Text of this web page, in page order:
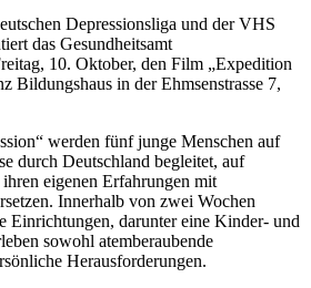
Depressionsliga und der VHS
das Gesundheitsamt
10. Oktober, den Film „Expedition
Bildungshaus in der Ehmsenstrasse 7,
werden fünf junge Menschen auf
durch Deutschland begleitet, auf
eigenen Erfahrungen mit
Innerhalb von zwei Wochen
Einrichtungen, darunter eine Kinder- und
sowohl atemberaubende
Herausforderungen.